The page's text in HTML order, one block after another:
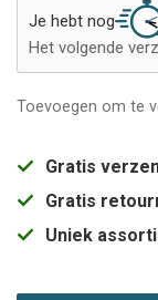
Je hebt nog
Het volgende
Toevoegen om te
Gratis
Gratis
Uniek